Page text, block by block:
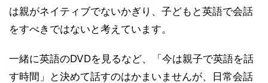
は親がネイティブでないかぎり、子どもと英語で会話
をすべきではないと考えています。
一緒に英語のDVDを見るなど、「今は親子で英語を話
す時間」と決めて話すのはかまいませんが、日常会話